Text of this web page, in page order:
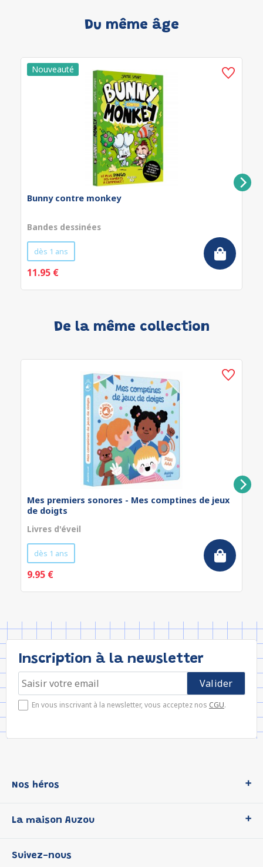
Du même âge
Bunny contre monkey
Bandes dessinées
dès 1 ans
11.95 €
De la même collection
Mes premiers sonores - Mes comptines de jeux
de doigts
Livres d'éveil
dès 1 ans
9.95 €
Inscription à la newsletter
En vous inscrivant à la newsletter, vous acceptez nos CGU.
Nos héros
P'tit Loup
Les Influenceuses
La maison Auzou
Notre histoire
Suivez-nous